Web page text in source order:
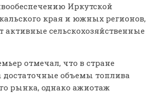
Иркутской
края и южных регионов,
активные сельскохозяйственные
отмечал, что в стране
объемы топлива
рынка, однако ажиотаж